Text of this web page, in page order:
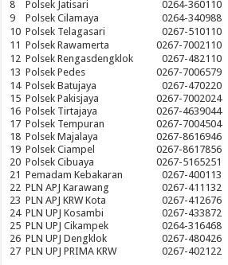
8
Polsek Jatisari
0264-360110
9
Polsek Cilamaya
0264-340988
10 Polsek Telagasari
0267-510110
11 Polsek Rawamerta
0267-7002110
12 Polsek Rengasdengklok
0267-482110
13 Polsek Pedes
0267-7006579
14 Polsek Batujaya
0267-470220
15 Polsek Pakisjaya
0267-7002024
16 Polsek Tirtajaya
0267-4639044
17 Polsek Tempuran
0267-7004504
18 Polsek Majalaya
0267-8616946
19 Polsek Ciampel
0267-8617856
20 Polsek Cibuaya
0267-5165251
21 Pemadam Kebakaran
0267-400113
22 PLN APJ Karawang
0267-411132
23 PLN APJ KRW Kota
0267-412676
24 PLN UPJ Kosambi
0267-433872
25 PLN UPJ Cikampek
0264-316468
26 PLN UPJ Dengklok
0267-480426
27 PLN UPJ PRIMA KRW 0267-402122